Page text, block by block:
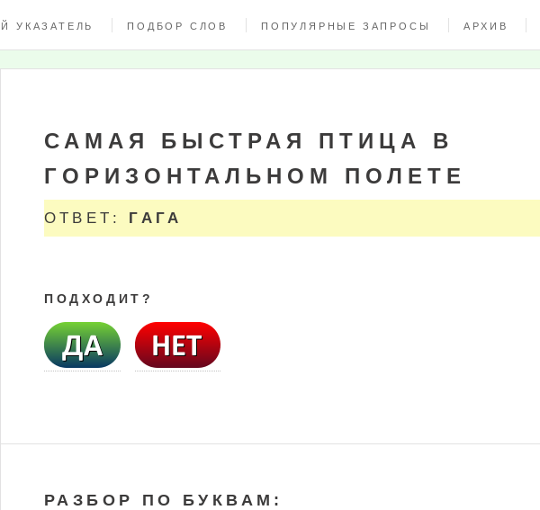
УКАЗАТЕЛЬ ПОДБОР СЛОВ ПОПУЛЯРНЫЕ ЗАПРОСЫ АРХИВ
САМАЯ БЫСТРАЯ ПТИЦА В
ГОРИЗОНТАЛЬНОМ ПОЛЕТЕ
ОТВЕТ: ГАГА
ПОДХОДИТ?
РАЗБОР ПО БУКВАМ: